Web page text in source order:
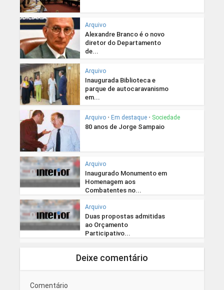
Arquivo
Alexandre Branco é o novo
diretor do Departamento
de...
Arquivo
Inaugurada Biblioteca e
parque de autocaravanismo
em...
Arquivo • Em destaque • Sociedade
80 anos de Jorge Sampaio
Arquivo
Inaugurado Monumento em
Homenagem aos
Combatentes no...
Arquivo
Duas propostas admitidas
ao Orçamento
Participativo...
Deixe comentário
Comentário